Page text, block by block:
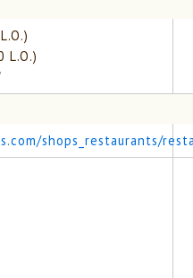
L.O.)
shops_restaurants/